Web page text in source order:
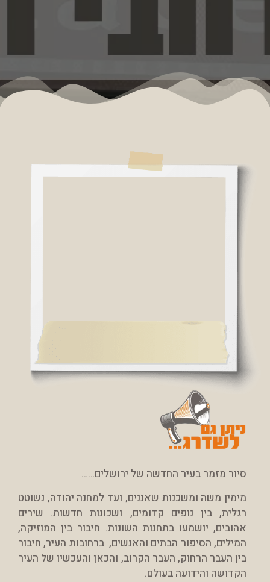
סיור מזמר בעיר החדשה של ירושלים……
מימין משה ומשכנות שאננים, ועד למחנה יהודה, נשוטט
רגלית, בין נופים קדומים, ושכונות חדשות. שירים
אהובים, יושמעו בתחנות השונות. חיבור בין המוזיקה,
המילים, הסיפור הבתים והאנשים, ברחובות העיר, חיבור
בין העבר הרחוק, העבר הקרוב, והכאן והעכשיו של העיר
הקדושה והידועה בעולם.